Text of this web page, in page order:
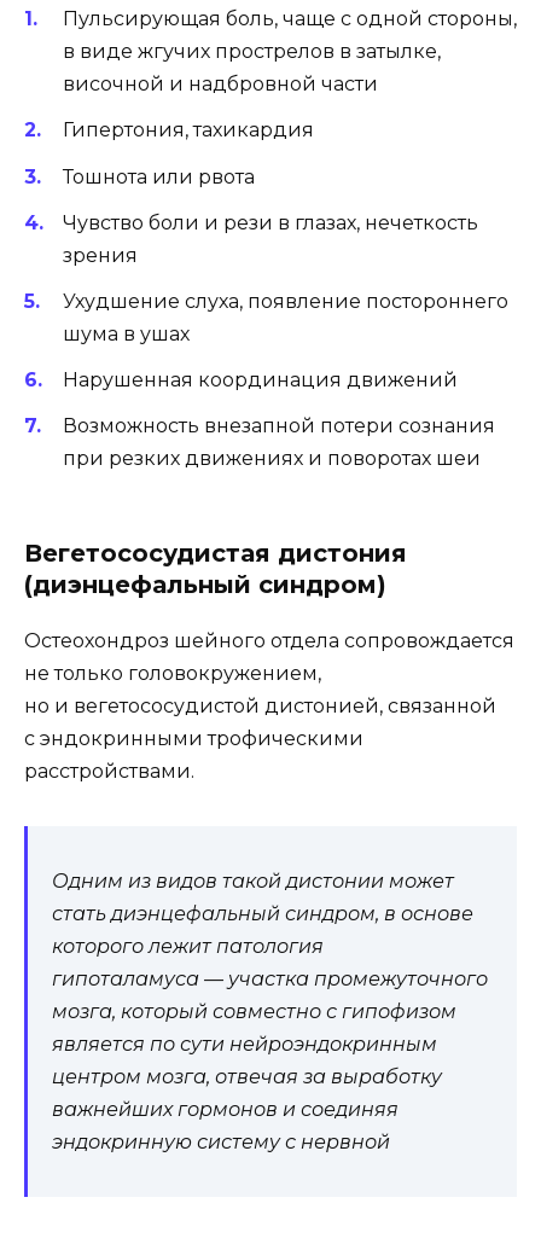
Пульсирующая боль, чаще с одной стороны,
в виде жгучих прострелов в затылке,
височной и надбровной части
Гипертония, тахикардия
Тошнота или рвота
Чувство боли и рези в глазах, нечеткость
зрения
Ухудшение слуха, появление постороннего
шума в ушах
Нарушенная координация движений
Возможность внезапной потери сознания
при резких движениях и поворотах шеи
Вегетососудистая дистония
(диэнцефальный синдром)
Остеохондроз шейного отдела сопровождается
не только головокружением,
но и вегетососудистой дистонией, связанной
с эндокринными трофическими
расстройствами.
Одним из видов такой дистонии может
стать диэнцефальный синдром, в основе
которого лежит патология
гипоталамуса — участка промежуточного
мозга, который совместно с гипофизом
является по сути нейроэндокринным
центром мозга, отвечая за выработку
важнейших гормонов и соединяя
эндокринную систему с нервной